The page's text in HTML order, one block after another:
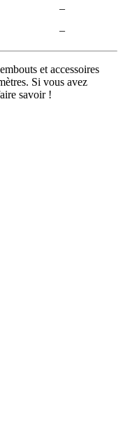
–
–
et accessoires
Si vous avez
savoir !